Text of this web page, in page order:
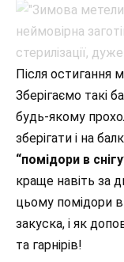
Після остигання
Зберігаємо такі
будь-якому
зберігати і на
“помідори в
краще навіть за
цьому помідори
закуска, і як
та гарнірів!